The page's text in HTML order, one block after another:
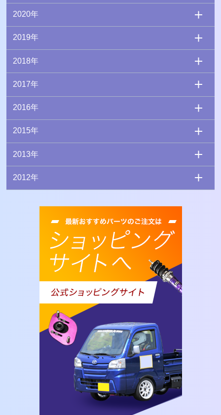
2020年
2019年
2018年
2017年
2016年
2015年
2013年
2012年